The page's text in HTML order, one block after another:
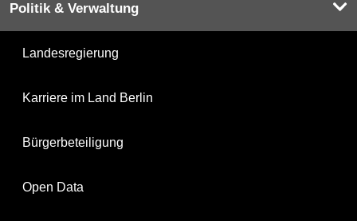
Politik & Verwaltung
Landesregierung
Karriere im Land Berlin
Bürgerbeteiligung
Open Data